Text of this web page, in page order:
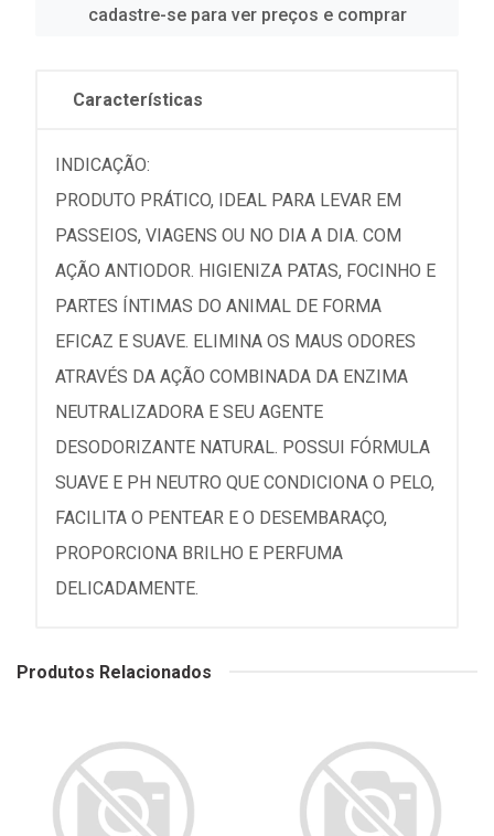
cadastre-se para ver preços e comprar
Características
INDICAÇÃO:
PRODUTO PRÁTICO, IDEAL PARA LEVAR EM
PASSEIOS, VIAGENS OU NO DIA A DIA. COM
AÇÃO ANTIODOR. HIGIENIZA PATAS, FOCINHO E
PARTES ÍNTIMAS DO ANIMAL DE FORMA
EFICAZ E SUAVE. ELIMINA OS MAUS ODORES
ATRAVÉS DA AÇÃO COMBINADA DA ENZIMA
NEUTRALIZADORA E SEU AGENTE
DESODORIZANTE NATURAL. POSSUI FÓRMULA
SUAVE E PH NEUTRO QUE CONDICIONA O PELO,
FACILITA O PENTEAR E O DESEMBARAÇO,
PROPORCIONA BRILHO E PERFUMA
DELICADAMENTE.
Produtos Relacionados